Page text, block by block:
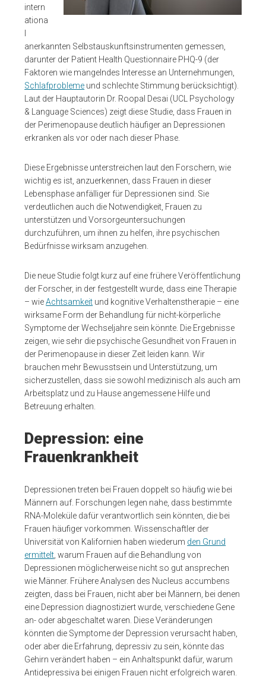
intern
ationa
anerkannten Selbstauskunftsinstrumenten gemessen,
darunter der Patient Health Questionnaire PHQ-9 (der
Faktoren wie mangelndes Interesse an Unternehmungen,
Schlafprobleme und schlechte Stimmung berücksichtigt).
Laut der Hauptautorin Dr. Roopal Desai (UCL Psychology
& Language Sciences) zeigt diese Studie, dass Frauen in
der Perimenopause deutlich häufiger an Depressionen
erkranken als vor oder nach dieser Phase.
Diese Ergebnisse unterstreichen laut den Forschern, wie
wichtig es ist, anzuerkennen, dass Frauen in dieser
Lebensphase anfälliger für Depressionen sind. Sie
verdeutlichen auch die Notwendigkeit, Frauen zu
unterstützen und Vorsorgeuntersuchungen
durchzuführen, um ihnen zu helfen, ihre psychischen
Bedürfnisse wirksam anzugehen.
Die neue Studie folgt kurz auf eine frühere Veröffentlichung
der Forscher, in der festgestellt wurde, dass eine Therapie
– wieAchtsamkeit und kognitive Verhaltenstherapie – eine
wirksame Form der Behandlung für nicht-körperliche
Symptome der Wechseljahre sein könnte. Die Ergebnisse
zeigen, wie sehr die psychische Gesundheit von Frauen in
der Perimenopause in dieser Zeit leiden kann. Wir
brauchen mehr Bewusstsein und Unterstützung, um
sicherzustellen, dass sie sowohl medizinisch als auch am
Arbeitsplatz und zu Hause angemessene Hilfe und
Betreuung erhalten.
Depression: eine
Frauenkrankheit
Depressionen treten bei Frauen doppelt so häufig wie bei
Männern auf. Forschungen legen nahe, dass bestimmte
RNA-Moleküle dafür verantwortlich sein könnten, die bei
Frauen häufiger vorkommen. Wissenschaftler der
Universität von Kalifornien haben wiederum den Grund
ermittelt , warum Frauen auf die Behandlung von
Depressionen möglicherweise nicht so gut ansprechen
wie Männer. Frühere Analysen des Nucleus accumbens
zeigten, dass bei Frauen, nicht aber bei Männern, bei denen
eine Depression diagnostiziert wurde, verschiedene Gene
an- oder abgeschaltet waren. Diese Veränderungen
könnten die Symptome der Depression verursacht haben,
oder aber die Erfahrung, depressiv zu sein, könnte das
Gehirn verändert haben – ein Anhaltspunkt dafür, warum
Antidepressiva bei einigen Frauen nicht erfolgreich waren.